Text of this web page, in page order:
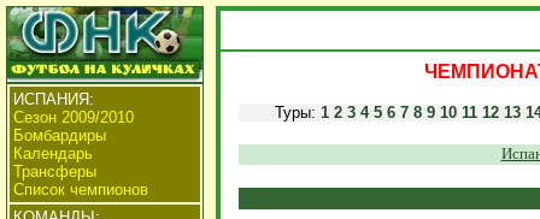
ИСПАНИЯ:
Сезон 2009/2010
Бомбардиры
Календарь
Трансферы
Список чемпионов
Туры: 1 2 3 4 5 6 7 8 9 10 11 12 13